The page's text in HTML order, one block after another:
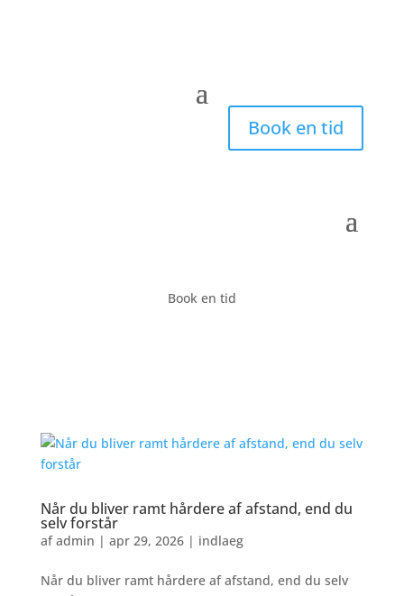
Book en tid
Book en tid
Når du bliver ramt hårdere af afstand, end du
selv forstår
afadmin | apr 29, 2026| indlaeg
Når du bliver ramt hårdere af afstand, end du selv